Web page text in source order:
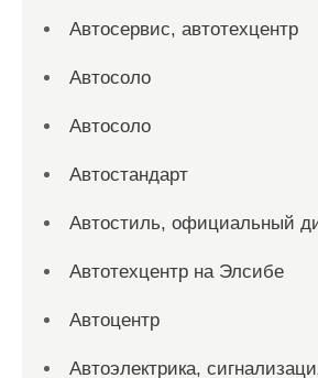
Автосервис, автотехцентр
Автосоло
Автосоло
Автостандарт
Автостиль, официальный
Автотехцентр на Элсибе
Автоцентр
Автоэлектрика,